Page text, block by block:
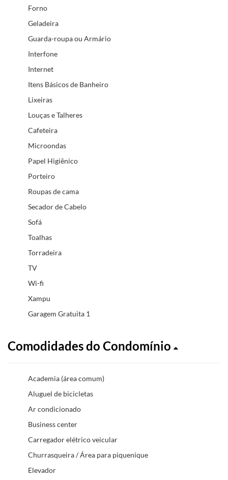
Forno
Geladeira
Guarda-roupa ou Armário
Interfone
Internet
Itens Básicos de Banheiro
Lixeiras
Louças e Talheres
Cafeteira
Microondas
Papel Higiênico
Porteiro
Roupas de cama
Secador de Cabelo
Sofá
Toalhas
Torradeira
TV
Wi-fi
Xampu
Garagem Gratuita 1
Comodidades do Condomínio
Academia (área comum)
Aluguel de bicicletas
Ar condicionado
Business center
Carregador elétrico veicular
Churrasqueira / Área para piquenique
Elevador